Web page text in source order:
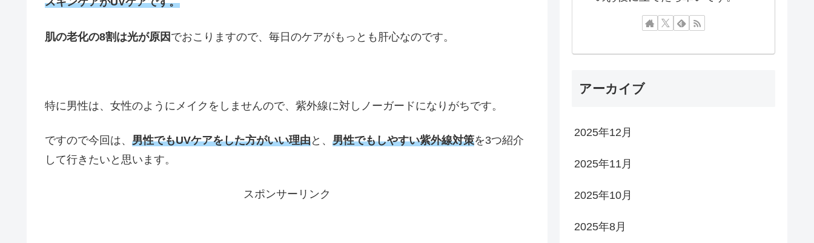
肌の老化の8割は光が原因 でおこりますので、毎日のケアがもっとも肝心なのです。
特に男性は、女性のようにメイクをしませんので、紫外線に対しノーガードになりがちです。
ですので今回は、 男性でもUVケアをした方がいい理由と、 男性でもしやすい紫外線対策を3つ紹介
して行きたいと思います。
スポンサーリンク
アーカイブ
2025年12月
2025年11月
2025年10月
2025年8月